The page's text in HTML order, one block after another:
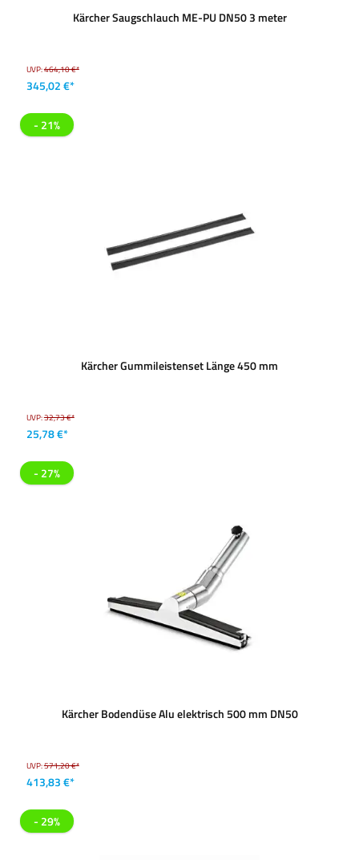
Kärcher Saugschlauch ME-PU DN50 3 meter
UVP:464,10 €*
345,02 €*
- 21%
Kärcher Gummileistenset Länge 450 mm
UVP:32,73 €*
25,78 €*
- 27%
Kärcher Bodendüse Alu elektrisch 500 mm DN50
UVP:571,20 €*
413,83 €*
- 29%